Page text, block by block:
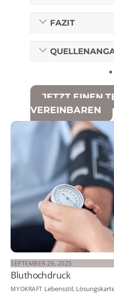
FAZIT
JETZT EINEN
VEREINBAREN
SEPTEMBER 29, 2025
Bluthochdruck
MYOKRAFT Lebensstil,